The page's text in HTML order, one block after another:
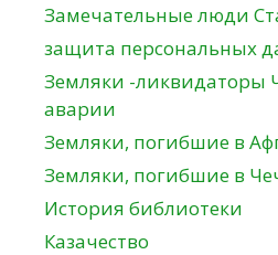
Замечательные люди
защита персональных
Земляки -ликвидаторы
аварии
Земляки, погибшие в
Земляки, погибшие в
История библиотеки
Казачество